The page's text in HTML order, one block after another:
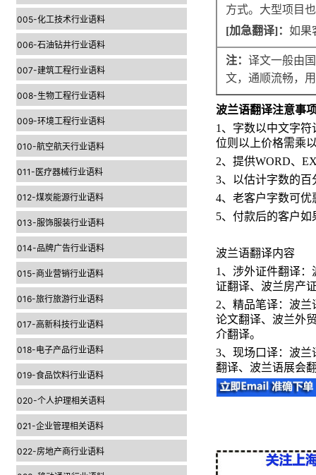
005-化工技术行业语料
006-石油钻井行业语料
007-建筑工程行业语料
008-生物工程行业语料
009-环境工程行业语料
010-航空航天行业语料
011-医疗器械行业语料
012-煤炭能源行业语料
013-服饰服装行业语料
014-品牌广告行业语料
015-商业营销行业语料
016-旅行旅游行业语料
017-高新科技行业语料
018-电子产品行业语料
019-食品饮料行业语料
020-个人护理相关语料
021-企业管理相关语料
022-房地产商行业语料
方式。大型项目
[加急翻译]： 如果
注： 译文一般由
文，通顺流畅，
波兰语翻译注意事
1 、字数以中文字符
位则以上价格需乘
2、提供WORD、
3、以估计字数的
4、老客户字数可优
5、付款后的客户
波兰语翻译内容
1 、涉外证件翻译
证翻译、波兰房产
2、精品笔译：波
论文翻译、波兰外
介翻译。
3、现场口译：波
翻译、波兰语展会